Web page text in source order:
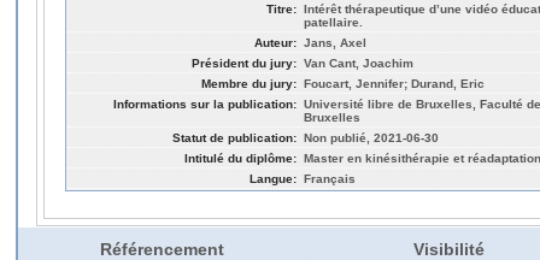
Titre: Intérêt thérapeutique d’une vidéo
patellaire.
Auteur: Jans, Axel
Président du jury: Van Cant, Joachim
Membre du jury: Foucart, Jennifer; Durand, Eric
Informations sur la publication: Université libre de Bruxelles, Faculté
Bruxelles
Statut de publication: Non publié, 2021-06-30
Intitulé du diplôme: Master en kinésithérapie et réadaptation
Langue: Français
Référencement Visibilité